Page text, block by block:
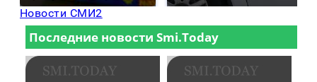
Новости СМИ2